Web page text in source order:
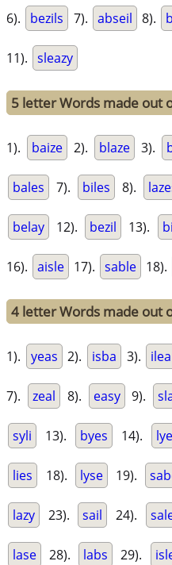
6). bezils 7). abseil 8).
11). sleazy
5 letter Words made out
1). baize 2). blaze 3).
bales 7). biles 8).
belay 12). bezil 13).
16). aisle 17). sable 18).
4 letter Words made out
1). yeas 2). isba 3). ilea
7). zeal 8). easy 9).
syli 13). byes 14).
lies 18). lyse 19).
lazy 23). sail 24).
lase 28). labs 29).